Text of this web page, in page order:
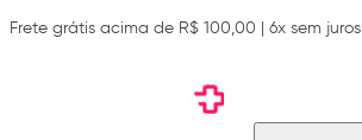
Frete grátis acima de R$ 100,00 | 6x sem juros